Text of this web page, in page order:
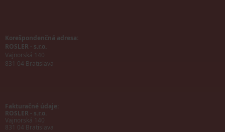
Korešpondenčná adresa:
ROSLER - s.r.o.
Vajnorská 140
831 04 Bratislava
Fakturačné údaje:
ROSLER - s.r.o.
Vajnorská 140
831 04 Bratislava